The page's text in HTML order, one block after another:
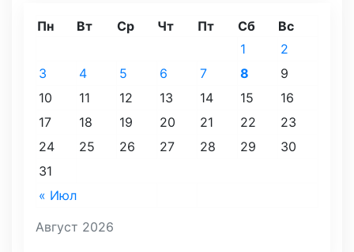
Август 2026
Пн Вт Ср Чт Пт Сб Вс
« Июл
1
2
3
4 5 6 7 8
9
10
11 12 13 14 15
16
17
18 19 20 21 22
23
24
25 26 27 28 29
30
31